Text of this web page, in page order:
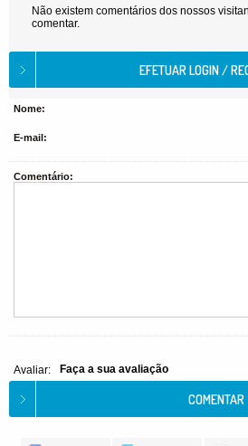
Não existem comentários dos nossos
comentar.
Nome:
E-mail:
Comentário:
Avaliar: Faça a sua avaliação